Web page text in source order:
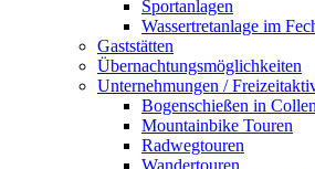
Sportanlagen
Wassertretanlage im
Gaststätten
Übernachtungsmöglichkeiten
Unternehmungen /
Bogenschießen in
Mountainbike Touren
Radwegtouren
Wandertouren